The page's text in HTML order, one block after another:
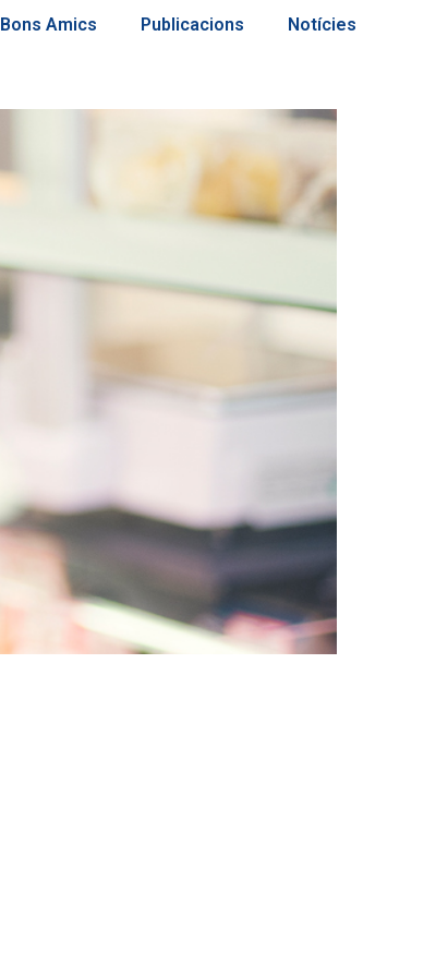
Bons Amics Publicacions Notícies